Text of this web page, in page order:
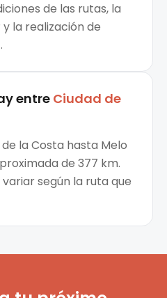
de las rutas, la
la realización de
entreCiudad de
la Costa hasta Melo
de 377 km.
según la ruta que